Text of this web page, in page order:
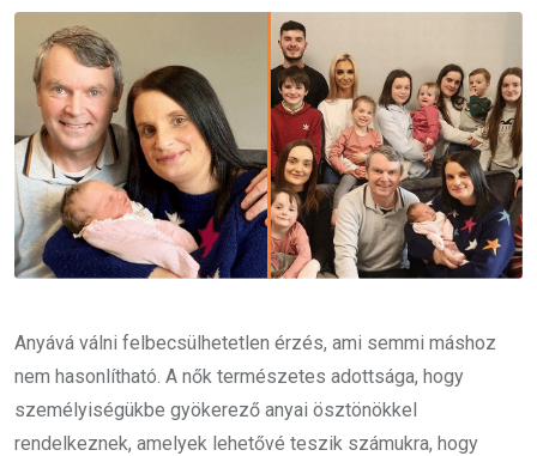
Email
Anyává válni felbecsülhetetlen érzés, ami semmi máshoz
nem hasonlítható. A nők természetes adottsága, hogy
személyiségükbe gyökerező anyai ösztönökkel
rendelkeznek, amelyek lehetővé teszik számukra, hogy